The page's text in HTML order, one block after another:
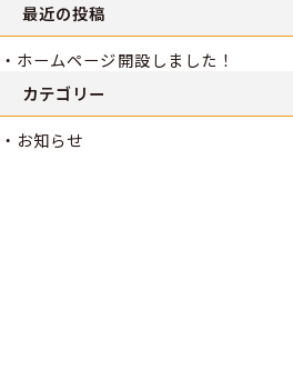
最近の投稿
ホームページ開設しました！
カテゴリー
お知らせ